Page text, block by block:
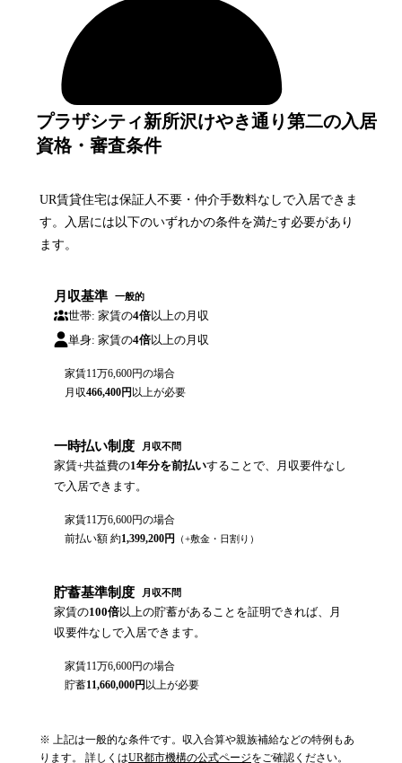
プラザシティ新所沢けやき通り第二の入居
資格・審査条件
UR賃貸住宅は保証人不要・仲介手数料なしで入居できま
す。入居には以下のいずれかの条件を満たす必要があり
ます。
月収基準 一般的
世帯: 家賃の4倍以上の月収
単身: 家賃の4倍以上の月収
家賃11万6,600円の場合
月収466,400円以上が必要
一時払い制度 月収不問
家賃+共益費の1年分を前払いすることで、月収要件なし
で入居できます。
家賃11万6,600円の場合
前払い額 約1,399,200円 （+敷金・日割り）
貯蓄基準制度 月収不問
家賃の100倍以上の貯蓄があることを証明できれば、月
収要件なしで入居できます。
家賃11万6,600円の場合
貯蓄11,660,000円以上が必要
※ 上記は一般的な条件です。収入合算や親族補給などの特例もあ
ります。 詳しくはUR都市機構の公式ページをご確認ください。